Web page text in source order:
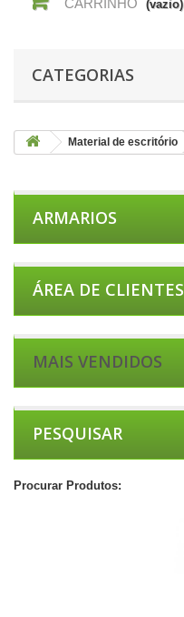
CARRINHO (vazio)
CATEGORIAS
Material de escritório
ARMARIOS
ÁREA DE CLIENTES
MAIS VENDIDOS
PESQUISAR
Procurar Produtos: